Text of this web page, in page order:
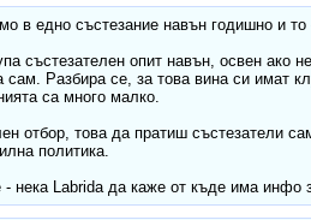
в едно състезание навън годишно и
състезателен опит навън, освен ако
сам. Разбира се, за това вина си имат
са много малко.
отбор, това да пратиш състезатели
политика.
нека Labrida да каже от къде има инфо